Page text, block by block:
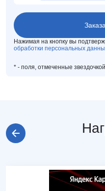
Нажимая на кнопку вы
обработки персональных
* - поля, отмеченные